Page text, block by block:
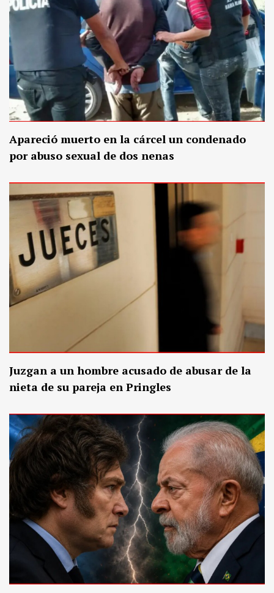
Apareció muerto en la cárcel un condenado
por abuso sexual de dos nenas
Juzgan a un hombre acusado de abusar de la
nieta de su pareja en Pringles